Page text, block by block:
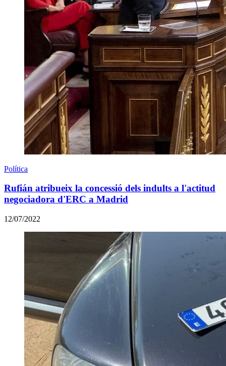
Política
Rufián atribueix la concessió dels indults a l'actitud
negociadora d'ERC a Madrid
12/07/2022